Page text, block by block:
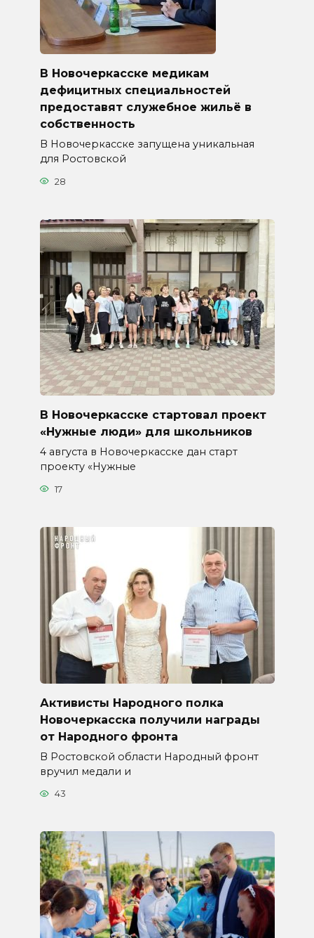
В Новочеркасске медикам
дефицитных специальностей
предоставят служебное жильё в
собственность
В Новочеркасске запущена уникальная
для Ростовской
28
В Новочеркасске стартовал проект
«Нужные люди» для школьников
4 августа в Новочеркасске дан старт
проекту «Нужные
17
Активисты Народного полка
Новочеркасска получили награды
от Народного фронта
В Ростовской области Народный фронт
вручил медали и
43